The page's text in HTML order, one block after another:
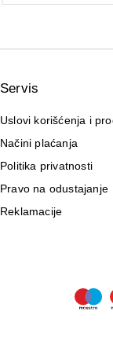
Servis
Uslovi korišćenja i
Načini plaćanja
Politika privatnosti
Pravo na odustajanje
Reklamacije